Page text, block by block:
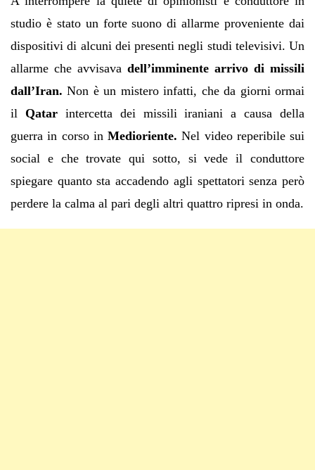
studio è stato un forte suono di allarme proveniente dai
dispositivi di alcuni dei presenti negli studi televisivi. Un
allarme che avvisava dell’imminente arrivo di missili
dall’Iran. Non è un mistero infatti, che da giorni ormai
il Qatarintercetta dei missili iraniani a causa della
guerra in corso in Medioriente.Nel video reperibile sui
social e che trovate qui sotto, si vede il conduttore
spiegare quanto sta accadendo agli spettatori senza però
perdere la calma al pari degli altri quattro ripresi in onda.